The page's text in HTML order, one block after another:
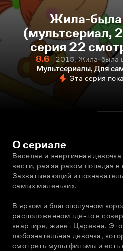
Жила-была
(мультсериал,
серия 22
8.6
2015, Жила-была
Мультсериалы, Для
Эта серия
О сериале
Веселая и энергичная
вести, раз за разом попадая в
Захватывающий и
самых маленьких.
В ярком и благополучном
расположенном где-то в
квартире, живет Царевна.
любознательная девочка,
смотреть мультфильмы и